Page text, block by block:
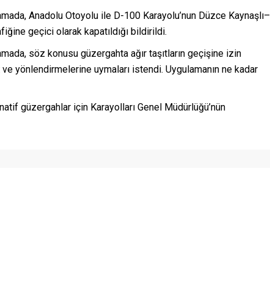
Anadolu Otoyolu ile D-100 Karayolu’nun Düzce Kaynaşlı–
geçici olarak kapatıldığı bildirildi.
söz konusu güzergahta ağır taşıtların geçişine izin
yönlendirmelerine uymaları istendi. Uygulamanın ne kadar
güzergahlar için Karayolları Genel Müdürlüğü’nün